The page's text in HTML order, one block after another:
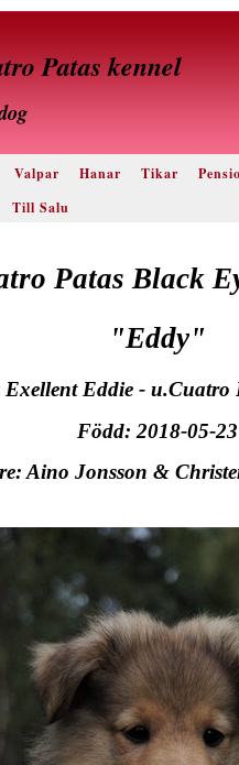
Patas kennel
Valpar Hanar Tikar
Till Salu
Patas Black
"Eddy"
Exellent Eddie -
Född: 2018-05-23
Aino Jonsson &